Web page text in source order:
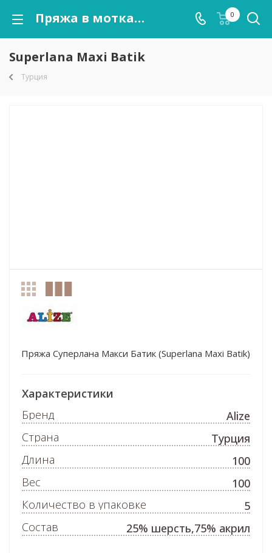
Пряжа в мотках Superlana Maxi Batik оптом от kutnor.ru 0
Superlana Maxi Batik
Турция
Пряжа Суперлана Макси Батик (Superlana Maxi Batik)
Характеристики
Бренд
Alize
Страна
Турция
Длина
100
Вес
100
Количество в упаковке
5
Состав
25% шерсть,75% акрил